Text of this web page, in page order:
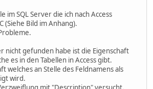
im SQL Server die ich nach Access
(Siehe Bild im Anhang).
nicht gefunden habe ist die Eigenschaft
es in den Tabellen in Access gibt.
welches an Stelle des Feldnamens als
wird.